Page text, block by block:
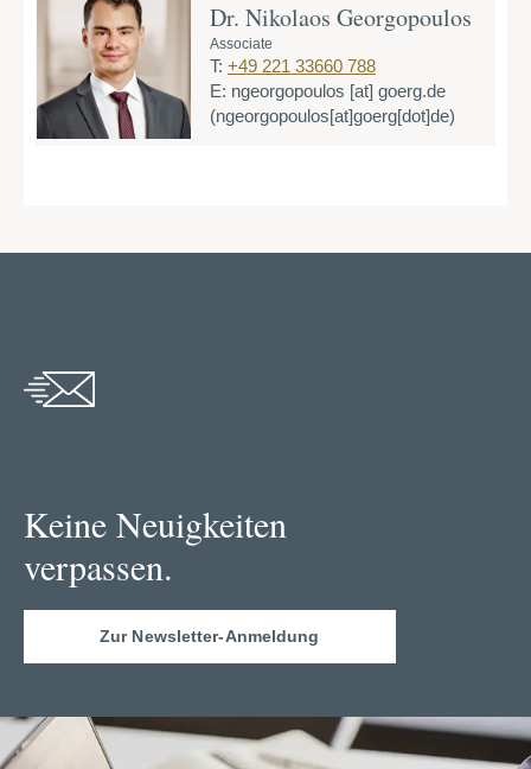
Dr. Nikolaos Georgopoulos
Associate
T: +49 221 33660 788
E: ngeorgopoulos [at] goerg.de
(ngeorgopoulos[at]goerg[dot]de)
Keine Neuigkeiten
verpassen.
Zur Newsletter-Anmeldung